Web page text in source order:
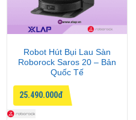
Robot Hút Bụi Lau Sàn
Roborock Saros 20 – Bản
Quốc Tế
25.490.000đ